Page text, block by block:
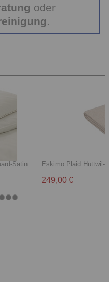
oder
.
Satin Eskimo Plaid Huttwil-
249,00 €